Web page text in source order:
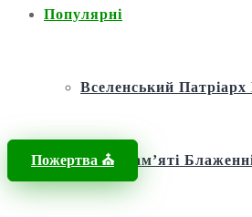
Популярні
Вселенський
Фонд пам’яті
Пожертва ⛪️